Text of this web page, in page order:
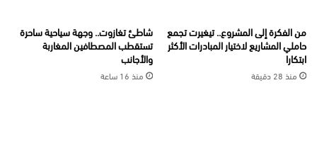
من الفكرة إلى المشروع.. تيغيرت تجمع
حاملي المشاريع لاختيار المبادرات الأكثر
ابتكارا
منذ 28 دقيقة
شاطئ تغازوت.. وجهة سياحية ساحرة
تستقطب المصطافين المغاربة
والأجانب
منذ 16 ساعة